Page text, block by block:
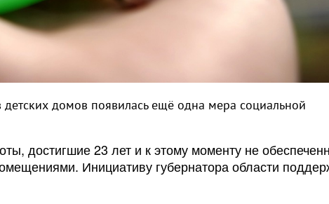
домов появилась ещё одна мера социальной
достигшие 23 лет и к этому моменту не
Инициативу губернатора области